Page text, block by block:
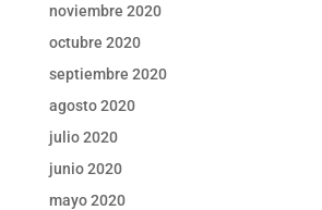
noviembre 2020
octubre 2020
septiembre 2020
agosto 2020
julio 2020
junio 2020
mayo 2020